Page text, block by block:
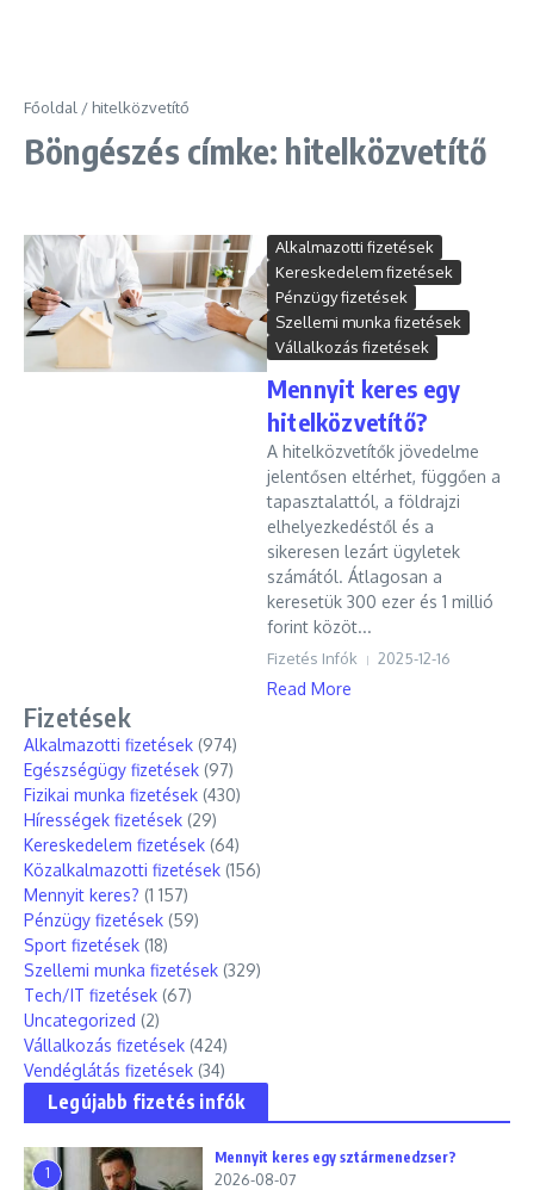
Főoldal / hitelközvetítő
Böngészés címke: hitelközvetítő
Alkalmazotti fizetések
Kereskedelem fizetések
Pénzügy fizetések
Szellemi munka fizetések
Vállalkozás fizetések
Mennyit keres egy
hitelközvetítő?
A hitelközvetítők jövedelme
jelentősen eltérhet, függően a
tapasztalattól, a földrajzi
elhelyezkedéstől és a
sikeresen lezárt ügyletek
számától. Átlagosan a
keresetük 300 ezer és 1 millió
forint közöt...
Fizetés Infók 2025-12-16
Read More
Fizetések
Alkalmazotti fizetések (974)
Egészségügy fizetések (97)
Fizikai munka fizetések (430)
Hírességek fizetések (29)
Kereskedelem fizetések (64)
Közalkalmazotti fizetések (156)
Mennyit keres? (1 157)
Pénzügy fizetések (59)
Sport fizetések (18)
Szellemi munka fizetések (329)
Tech/IT fizetések (67)
Uncategorized (2)
Vállalkozás fizetések (424)
Vendéglátás fizetések (34)
Legújabb fizetés infók
1
Mennyit keres egy sztármenedzser?
2026-08-07